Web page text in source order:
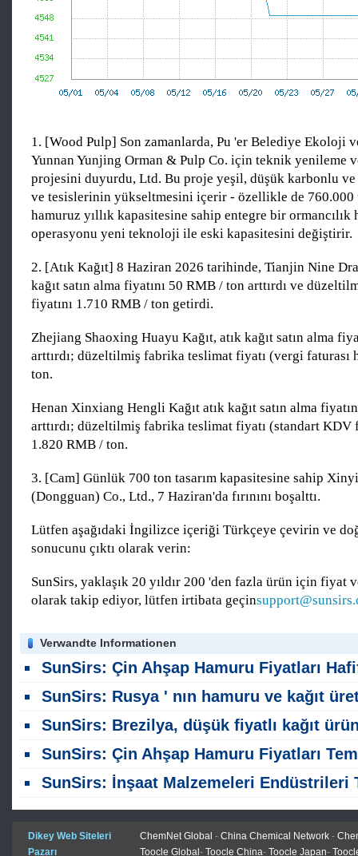
1. [Wood Pulp] Son zamanlarda, Pu 'er Belediye Ekoloji
Yunnan Yunjing Orman & Pulp Co. için teknik yenileme
projesini duyurdu, Ltd. Bu proje yeşil, düşük karbonlu ve
ve tesislerinin yükseltmesini içerir - özellikle de 760.000
hamuruz yıllık kapasitesine sahip entegre bir ormancılık
operasyonu yeni teknoloji ile eski kapasitesini değiştirir.
2. [Atık Kağıt] 8 Haziran 2026 tarihinde, Tianjin Nine
kağıt satın alma fiyatını 50 RMB / ton arttırdı ve
fiyatını 1.710 RMB / ton getirdi.
Zhejiang Shaoxing Huayu Kağıt, atık kağıt satın alma
arttırdı; düzeltilmiş fabrika teslimat fiyatı (vergi faturası
ton.
Henan Xinxiang Hengli Kağıt atık kağıt satın alma
arttırdı; düzeltilmiş fabrika teslimat fiyatı (standart KDV
1.820 RMB / ton.
3. [Cam] Günlük 700 ton tasarım kapasitesine sahip
(Dongguan) Co., Ltd., 7 Haziran'da fırınını boşalttı.
Lütfen aşağıdaki İngilizce içeriği Türkçeye çevirin ve
sonucunu çıktı olarak verin:
SunSirs, yaklaşık 20 yıldır 200 'den fazla ürün için fiyat
olarak takip ediyor, lütfen irtibata geçin
Verwandte Informationen
SunSirs: Çin Ahşap Hamuru Fiyatları Hafif Bir Aşağı Eğilim Gösteriyor; Düşük Aralıkta Kısa vadeli Dalgalanma
SunSirs: Rusya ' nın hamuru ve kağıt üretimi 2026 ' nın ilk yarısında yıla göre
SunSirs: Brezilya, düşük fiyatlı kağıt ürünlerinin ithalatını engellemek için gümrük vergilerini ikiye katlamayı
SunSirs: Çin Ahşap Hamuru Fiyatları Temmuz ayında Karışık Eğilimler Gösterir; Kısa vadede Açık Bir Yön Kurması Muhtemelen Olmuyor
SunSirs: İnşaat Malzemeleri Endüstrileri Toplu Emtia İstihbaratı (29 Temmuz
Dikey Web Siteleri ChemNet Global - China Chemical Network -
Pazarı
Toocle Global- Toocle China- Toocle Japan-